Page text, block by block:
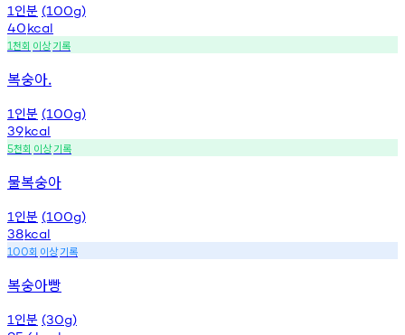
1 인분 (100g)
40kcal
1천회 이상기록
복숭아.
1 인분 (100g)
39kcal
5천회 이상기록
물복숭아
1 인분 (100g)
38kcal
100회 이상기록
복숭아빵
1 인분 (30g)